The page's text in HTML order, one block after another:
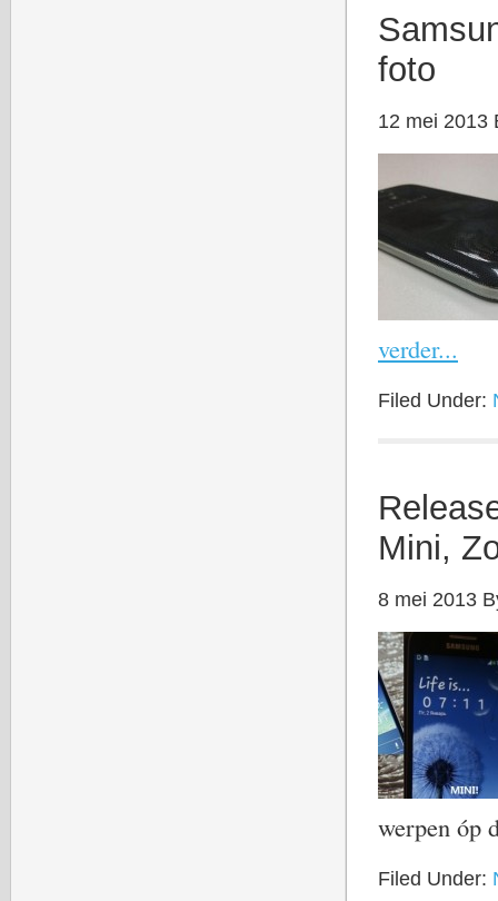
foto
12 mei 2013
verder...
Filed Under:
Mini,
8 mei 2013
werpen
Filed Under: